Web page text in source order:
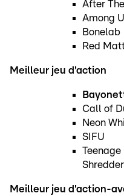
After
Among
Bonelab
Red
Meilleur jeu d'action
Call of
Neon
SIFU
Meilleur jeu d'action-